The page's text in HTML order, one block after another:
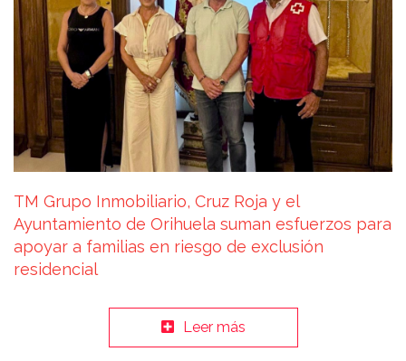
TM Grupo Inmobiliario, Cruz Roja y el
Ayuntamiento de Orihuela suman esfuerzos para
apoyar a familias en riesgo de exclusión
residencial
Leer más